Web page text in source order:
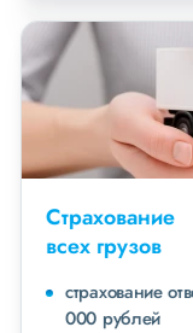
Страхование
всех грузов
страхование
000 рублей